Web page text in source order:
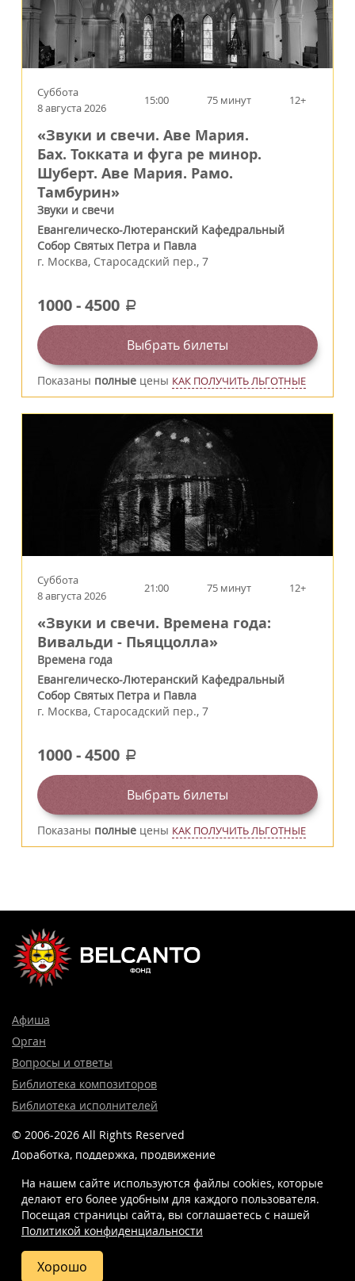
Суббота
8 августа 2026
15:00 75 минут 12+
«Звуки и свечи. Аве Мария.
Бах. Токката и фуга ре минор.
Шуберт. Аве Мария. Рамо.
Тамбурин»
Звуки и свечи
Евангелическо-Лютеранский Кафедральный
Собор Святых Петра и Павла
г. Москва, Старосадский пер., 7
1000-4500 a
Выбрать билеты
Показаны полные цены КАК ПОЛУЧИТЬ ЛЬГОТНЫЕ
Суббота
8 августа 2026
21:00 75 минут 12+
«Звуки и свечи. Времена года:
Вивальди - Пьяццолла»
Времена года
Евангелическо-Лютеранский Кафедральный
Собор Святых Петра и Павла
г. Москва, Старосадский пер., 7
1000-4500 a
Выбрать билеты
Показаны полные цены КАК ПОЛУЧИТЬ ЛЬГОТНЫЕ
Афиша
Орган
Вопросы и ответы
Библиотека композиторов
Библиотека исполнителей
© 2006-2026 All Rights Reserved
Доработка, поддержка, продвижение
8 (499) 923-22-78
info@belcantofund.com
На нашем сайте используются файлы cookies, которые
делают его более удобным для каждого пользователя.
Посещая страницы сайта, вы соглашаетесь c нашей
Политикой конфиденциальности
Хорошо